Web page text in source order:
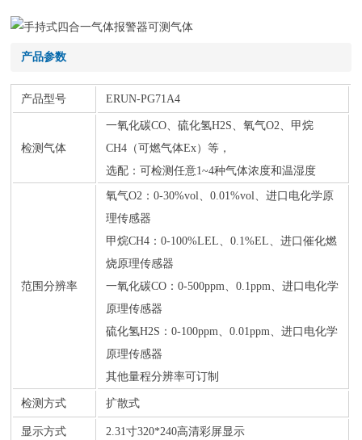
产品参数
产品型号 ERUN-PG71A4
检测气体
一氧化碳CO、硫化氢H2S、氧气O2、甲烷
CH4（可燃气体Ex）等，
选配：可检测任意1~4种气体浓度和温湿度
范围分辨率
氧气O2：0-30%vol、0.01%vol、进口电化学原
理传感器
甲烷CH4：0-100%LEL、0.1%EL、进口催化燃
烧原理传感器
一氧化碳CO：0-500ppm、0.1ppm、进口电化学
原理传感器
硫化氢H2S：0-100ppm、0.01ppm、进口电化学
原理传感器
其他量程分辨率可订制
检测方式 扩散式
显示方式 2.31寸320*240高清彩屏显示